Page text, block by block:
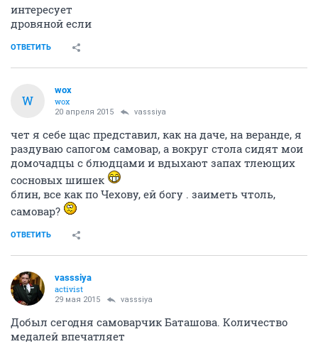
интересует
дровяной если
ОТВЕТИТЬ
W
wox
wox
20 апреля 2015 vasssiya
чет я себе щас представил, как на даче, на веранде, я
раздуваю сапогом самовар, а вокруг стола сидят мои
домочадцы с блюдцами и вдыхают запах тлеющих
сосновых шишек
блин, все как по Чехову, ей богу . заиметь чтоль,
самовар?
ОТВЕТИТЬ
vasssiya
activist
29 мая 2015 vasssiya
Добыл сегодня самоварчик Баташова. Количество
медалей впечатляет